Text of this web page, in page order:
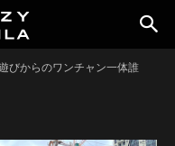
びからのワンチャン一体誰